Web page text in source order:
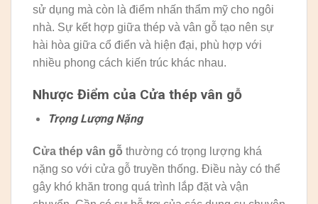
sử dụng mà còn là điểm nhấn thẩm mỹ cho ngôi
nhà. Sự kết hợp giữa thép và vân gỗ tạo nên sự
hài hòa giữa cổ điển và hiện đại, phù hợp với
nhiều phong cách kiến trúc khác nhau.
Nhược Điểm của Cửa thép vân gỗ
Trọng Lượng Nặng
Cửa thép vân gỗ thường có trọng lượng khá
nặng so với cửa gỗ truyền thống. Điều này có thể
gây khó khăn trong quá trình lắp đặt và vận